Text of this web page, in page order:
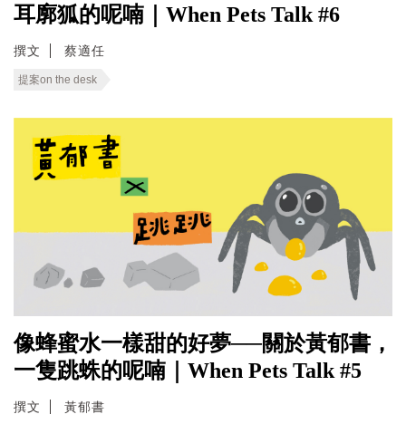
耳廓狐的呢喃｜When Pets Talk #6
撰文 蔡適任
提案on the desk
像蜂蜜水一樣甜的好夢──關於黃郁書，
一隻跳蛛的呢喃｜When Pets Talk #5
撰文 黃郁書